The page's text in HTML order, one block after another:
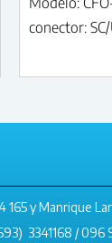
conector:
165 y Manrique
3341168 / 096